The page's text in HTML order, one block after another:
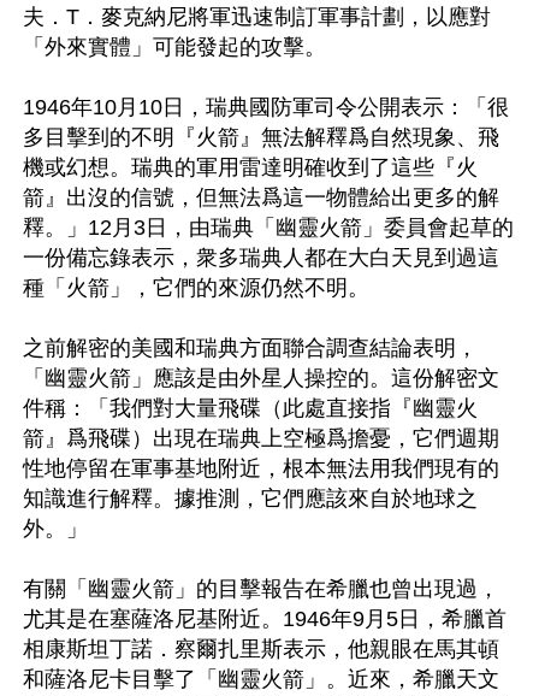
夫．T．麥克納尼將軍迅速制訂軍事計劃，以應對
「外來實體」可能發起的攻擊。
1946年10月10日，瑞典國防軍司令公開表示：「很
多目擊到的不明『火箭』無法解釋爲自然現象、飛
機或幻想。瑞典的軍用雷達明確收到了這些『火
箭』出沒的信號，但無法爲這一物體給出更多的解
釋。」12月3日，由瑞典「幽靈火箭」委員會起草的
一份備忘錄表示，衆多瑞典人都在大白天見到過這
種「火箭」，它們的來源仍然不明。
之前解密的美國和瑞典方面聯合調查結論表明，
「幽靈火箭」應該是由外星人操控的。這份解密文
件稱：「我們對大量飛碟（此處直接指『幽靈火
箭』爲飛碟）出現在瑞典上空極爲擔憂，它們週期
性地停留在軍事基地附近，根本無法用我們現有的
知識進行解釋。據推測，它們應該來自於地球之
外。」
有關「幽靈火箭」的目擊報告在希臘也曾出現過，
尤其是在塞薩洛尼基附近。1946年9月5日，希臘首
相康斯坦丁諾．察爾扎里斯表示，他親眼在馬其頓
和薩洛尼卡目擊了「幽靈火箭」。近來，希臘天文